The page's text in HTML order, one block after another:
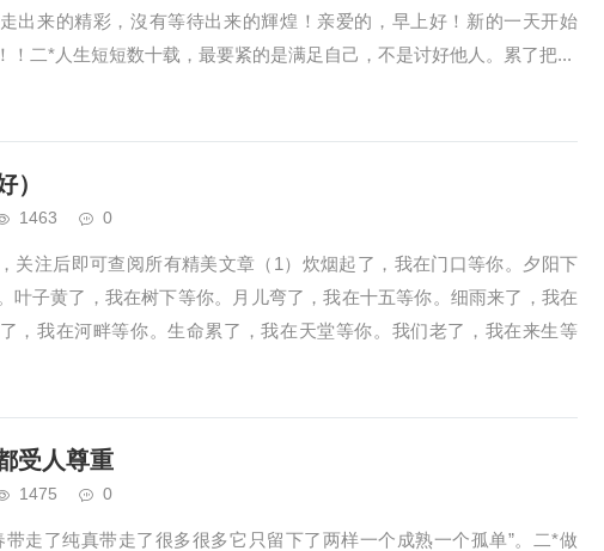
出来的精彩，沒有等待出来的輝煌！亲爱的，早上好！新的一天开始
！二*人生短短数十载，最要紧的是满足自己，不是讨好他人。累了把...
）
1463 0
关注后即可查阅所有精美文章（1）炊烟起了，我在门口等你。夕阳下
叶子黄了，我在树下等你。月儿弯了，我在十五等你。细雨来了，我在
，我在河畔等你。生命累了，我在天堂等你。我们老了，我在来生等
受人尊重
1475 0
走了纯真带走了很多很多它只留下了两样一个成熟一个孤单”。二*做